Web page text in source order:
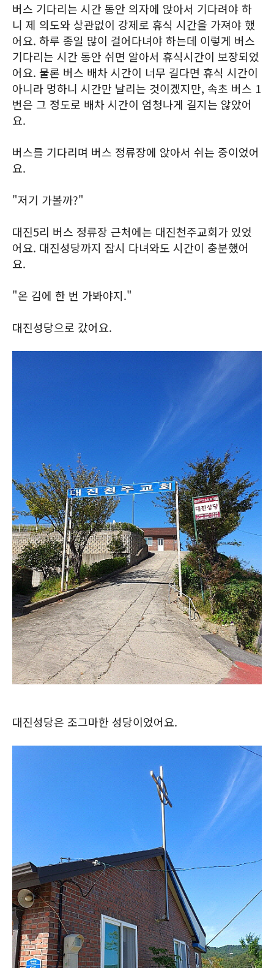
버스 기다리는 시간 동안 의자에 앉아서 기다려야 하
니 제 의도와 상관없이 강제로 휴식 시간을 가져야 했
어요. 하루 종일 많이 걸어다녀야 하는데 이렇게 버스
기다리는 시간 동안 쉬면 알아서 휴식시간이 보장되었
어요. 물론 버스 배차 시간이 너무 길다면 휴식 시간이
아니라 멍하니 시간만 날리는 것이겠지만, 속초 버스 1
번은 그 정도로 배차 시간이 엄청나게 길지는 않았어
요.
버스를 기다리며 버스 정류장에 앉아서 쉬는 중이었어
요.
"저기 가볼까?"
대진5리 버스 정류장 근처에는 대진천주교회가 있었
어요. 대진성당까지 잠시 다녀와도 시간이 충분했어
요.
"온 김에 한 번 가봐야지."
대진성당으로 갔어요.
대진성당은 조그마한 성당이었어요.